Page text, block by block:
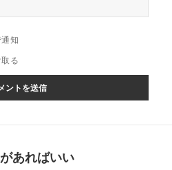
知
る
あればいい